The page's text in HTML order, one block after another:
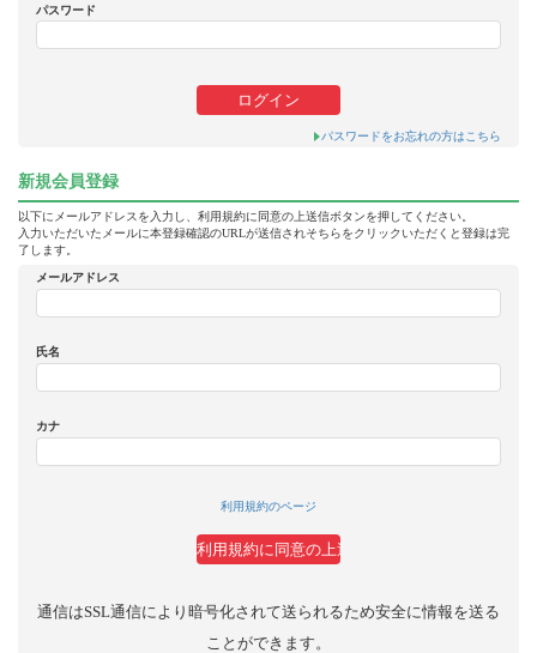
パスワード
パスワードをお忘れの方はこちら
新規会員登録
以下にメールアドレスを入力し、利用規約に同意の上送信ボタンを押してください。
入力いただいたメールに本登録確認のURLが送信されそちらをクリックいただくと登録は完
了します。
メールアドレス
氏名
カナ
利用規約のページ
通信はSSL通信により暗号化されて送られるため安全に情報を送る
ことができます。